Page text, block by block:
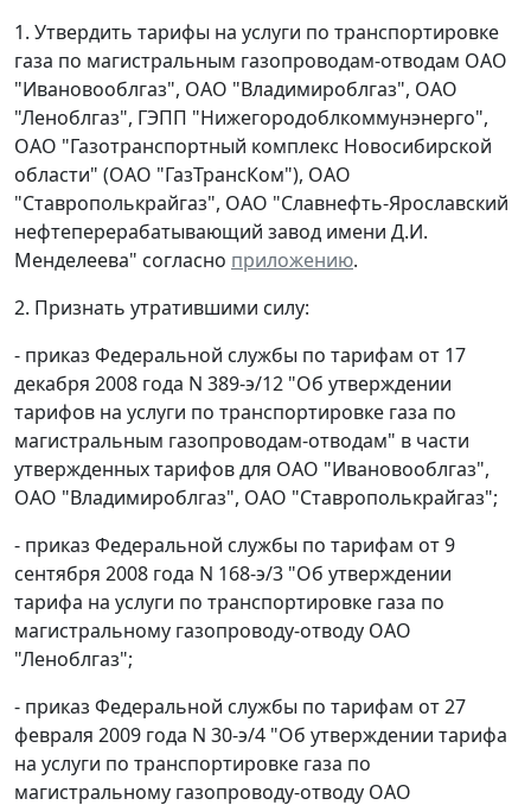
1. Утвердить тарифы на услуги по транспортировке
газа по магистральным газопроводам-отводам ОАО
"Ивановооблгаз", ОАО "Владимироблгаз", ОАО
"Леноблгаз", ГЭПП "Нижегородоблкоммунэнерго",
ОАО "Газотранспортный комплекс Новосибирской
области" (ОАО "ГазТрансКом"), ОАО
"Ставрополькрайгаз", ОАО "Славнефть-Ярославский
нефтеперерабатывающий завод имени Д.И.
Менделеева" согласно приложению.
2. Признать утратившими силу:
- приказ Федеральной службы по тарифам от 17
декабря 2008 года N 389-э/12 "Об утверждении
тарифов на услуги по транспортировке газа по
магистральным газопроводам-отводам" в части
утвержденных тарифов для ОАО "Ивановооблгаз",
ОАО "Владимироблгаз", ОАО "Ставрополькрайгаз";
- приказ Федеральной службы по тарифам от 9
сентября 2008 года N 168-э/3 "Об утверждении
тарифа на услуги по транспортировке газа по
магистральному газопроводу-отводу ОАО
"Леноблгаз";
- приказ Федеральной службы по тарифам от 27
февраля 2009 года N 30-э/4 "Об утверждении тарифа
на услуги по транспортировке газа по
магистральному газопроводу-отводу ОАО